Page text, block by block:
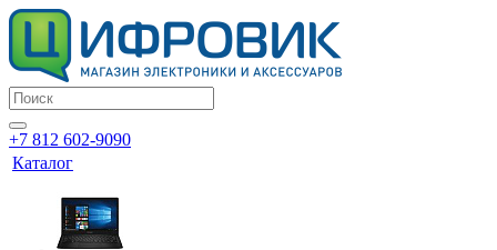
+7 812 602-9090
Каталог